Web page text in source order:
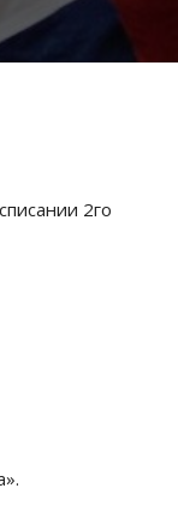
2го